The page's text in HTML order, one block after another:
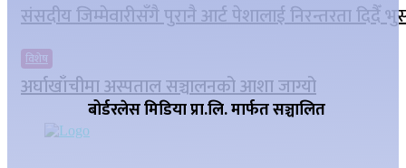
संसदीय जिम्मेवारीसँगै पुरानै आर्ट पेशालाई निरन्तरता दिदैँ
विशेष
अर्घाखाँचीमा अस्पताल सञ्चालनको आशा जाग्यो
बोर्डरलेस मिडिया प्रा.लि. मार्फत सञ्चालित